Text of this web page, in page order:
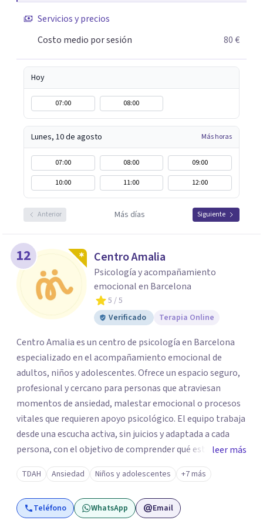
es de enorme importancia tanto para el bienestar físico y
mental como a nivel personal para una buena
Servicios y precios
Costo medio por sesión
80 €
Hoy
07:00 08:00
Lunes, 10 de agosto Más horas
07:00 08:00
09:00
10:00
11:00 12:00
Anterior Más días Siguiente
12 Centro Amalia
Psicología y acompañamiento
emocional en Barcelona
5 / 5
Verificado
Terapia Online
Centro Amalia es un centro de psicología en Barcelona
especializado en el acompañamiento emocional de
adultos, niños y adolescentes. Ofrece un espacio seguro,
profesional y cercano para personas que atraviesan
momentos de ansiedad, malestar emocional o procesos
vitales que requieren apoyo psicológico. El equipo trabaja
desde una escucha activa, sin juicios y adaptada a cada
persona, con el objetivo de comprender qué está
ocurriendo y facilitar herramientas para avanzar con
mayor equilibrio y bienestar. La intervención se realiza en
un entorno confidencial y tranquilo, cuidando el ritmo y
las necesidades de cada proceso terapéutico. En Centro
leer más
TDAH Ansiedad Niños y adolescentes +7 más
Teléfono WhatsApp Email